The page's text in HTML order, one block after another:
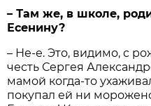
– Там же, в школе,
Есенину?
– Не-е. Это, видимо, с
честь Сергея
мамой когда-то
покупал ей ни